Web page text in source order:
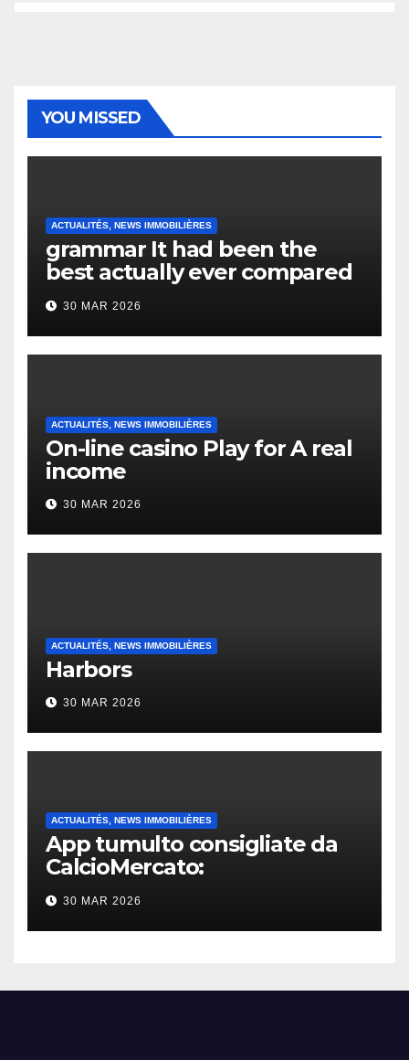
YOU MISSED
ACTUALITÉS, NEWS IMMOBILIÈRES
grammar It had been the
best actually ever compared
to it’s the top actually?
English Vocabulary Learners
Heap Change
30 MAR 2026
ACTUALITÉS, NEWS IMMOBILIÈRES
On-line casino Play for A real
income
30 MAR 2026
ACTUALITÉS, NEWS IMMOBILIÈRES
Harbors
30 MAR 2026
ACTUALITÉS, NEWS IMMOBILIÈRES
App tumulto consigliate da
CalcioMercato:
considerazione di gennaio
2026
30 MAR 2026